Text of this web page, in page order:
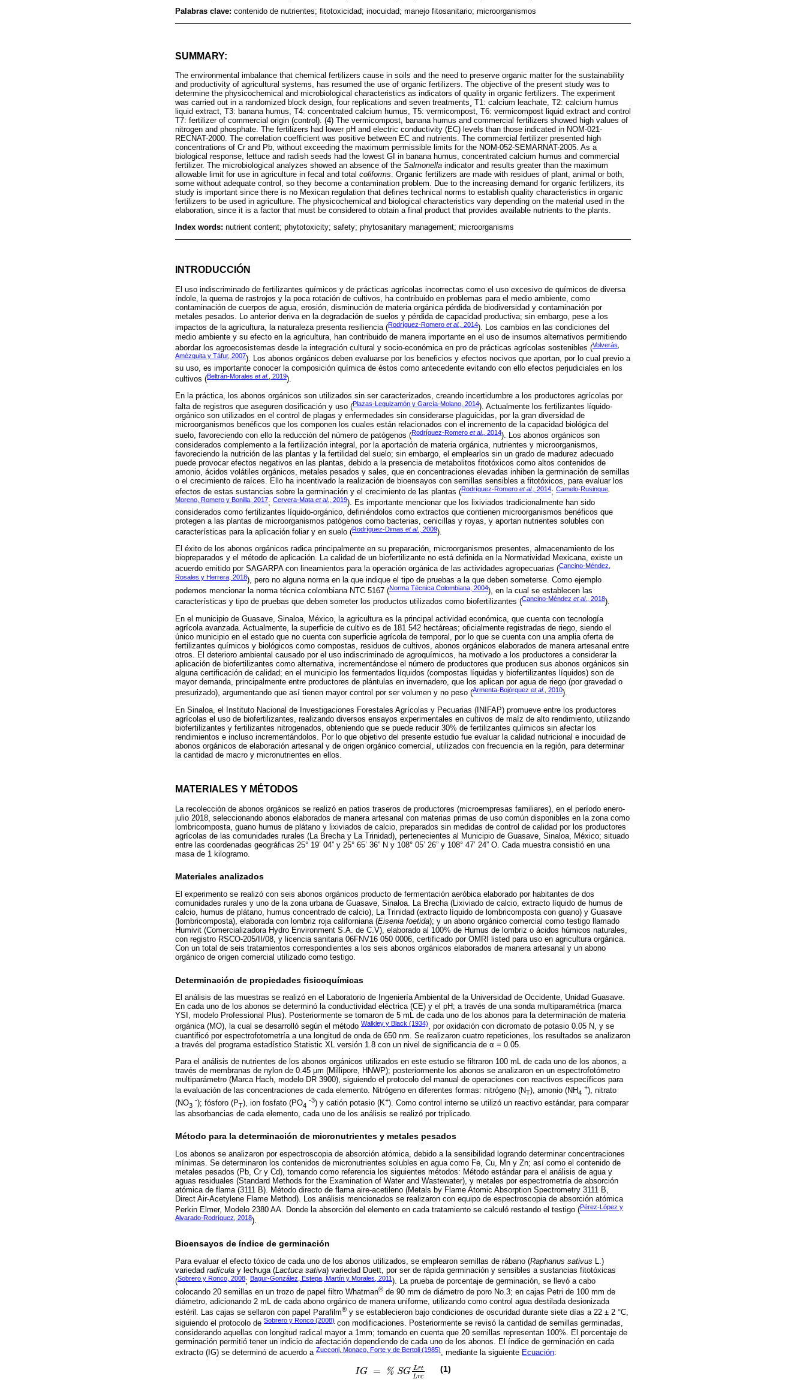
Palabras clave: contenido de nutrientes; fitotoxicidad; inocuidad; manejo fitosanitario; microorganismos
SUMMARY:
The environmental imbalance that chemical fertilizers cause in soils and the need to preserve organic matter for the sustainability
and productivity of agricultural systems, has resumed the use of organic fertilizers. The objective of the present study was to
determine the physicochemical and microbiological characteristics as indicators of quality in organic fertilizers. The experiment
was carried out in a randomized block design, four replications and seven treatments¸ T1: calcium leachate, T2: calcium humus
liquid extract, T3: banana humus, T4: concentrated calcium humus, T5: vermicompost, T6: vermicompost liquid extract and control
T7: fertilizer of commercial origin (control). (4) The vermicompost, banana humus and commercial fertilizers showed high values of
nitrogen and phosphate. The fertilizers had lower pH and electric conductivity (EC) levels than those indicated in NOM-021-
RECNAT-2000. The correlation coefficient was positive between EC and nutrients. The commercial fertilizer presented high
concentrations of Cr and Pb, without exceeding the maximum permissible limits for the NOM-052-SEMARNAT-2005. As a
biological response, lettuce and radish seeds had the lowest GI in banana humus, concentrated calcium humus and commercial
fertilizer. The microbiological analyzes showed an absence of the Salmonella indicator and results greater than the maximum
allowable limit for use in agriculture in fecal and total coliforms. Organic fertilizers are made with residues of plant, animal or both,
some without adequate control, so they become a contamination problem. Due to the increasing demand for organic fertilizers, its
study is important since there is no Mexican regulation that defines technical norms to establish quality characteristics in organic
fertilizers to be used in agriculture. The physicochemical and biological characteristics vary depending on the material used in the
elaboration, since it is a factor that must be considered to obtain a final product that provides available nutrients to the plants.
Index words: nutrient content; phytotoxicity; safety; phytosanitary management; microorganisms
INTRODUCCIÓN
El uso indiscriminado de fertilizantes químicos y de prácticas agrícolas incorrectas como el uso excesivo de químicos de diversa
índole, la quema de rastrojos y la poca rotación de cultivos, ha contribuido en problemas para el medio ambiente, como
contaminación de cuerpos de agua, erosión, disminución de materia orgánica pérdida de biodiversidad y contaminación por
metales pesados. Lo anterior deriva en la degradación de suelos y pérdida de capacidad productiva; sin embargo, pese a los
impactos de la agricultura, la naturaleza presenta resiliencia (Rodríguez-Romero et al., 2014). Los cambios en las condiciones del
medio ambiente y su efecto en la agricultura, han contribuido de manera importante en el uso de insumos alternativos permitiendo
abordar los agroecosistemas desde la integración cultural y socio-económica en pro de prácticas agrícolas sostenibles (Volverás,
Amézquita y Táfur, 2007). Los abonos orgánicos deben evaluarse por los beneficios y efectos nocivos que aportan, por lo cual previo a
su uso, es importante conocer la composición química de éstos como antecedente evitando con ello efectos perjudiciales en los
cultivos (Beltrán-Morales et al., 2019).
En la práctica, los abonos orgánicos son utilizados sin ser caracterizados, creando incertidumbre a los productores agrícolas por
falta de registros que aseguren dosificación y uso (Plazas-Leguizamón y García-Molano, 2014). Actualmente los fertilizantes líquido-
orgánico son utilizados en el control de plagas y enfermedades sin considerarse plaguicidas, por la gran diversidad de
microorganismos benéficos que los componen los cuales están relacionados con el incremento de la capacidad biológica del
suelo, favoreciendo con ello la reducción del número de patógenos (Rodríguez-Romero et al., 2014). Los abonos orgánicos son
considerados complemento a la fertilización integral, por la aportación de materia orgánica, nutrientes y microorganismos,
favoreciendo la nutrición de las plantas y la fertilidad del suelo; sin embargo, el emplearlos sin un grado de madurez adecuado
puede provocar efectos negativos en las plantas, debido a la presencia de metabolitos fitotóxicos como altos contenidos de
amonio, ácidos volátiles orgánicos, metales pesados y sales, que en concentraciones elevadas inhiben la germinación de semillas
o el crecimiento de raíces. Ello ha incentivado la realización de bioensayos con semillas sensibles a fitotóxicos, para evaluar los
efectos de estas sustancias sobre la germinación y el crecimiento de las plantas (Rodríguez-Romero et al., 2014; Camelo-Rusinque,
Moreno, Romero y Bonilla, 2017; Cervera-Mata et al., 2019). Es importante mencionar que los lixiviados tradicionalmente han sido
considerados como fertilizantes líquido-orgánico, definiéndolos como extractos que contienen microorganismos benéficos que
protegen a las plantas de microorganismos patógenos como bacterias, cenicillas y royas, y aportan nutrientes solubles con
características para la aplicación foliar y en suelo (Rodríguez-Dimas et al., 2009).
El éxito de los abonos orgánicos radica principalmente en su preparación, microorganismos presentes, almacenamiento de los
biopreparados y el método de aplicación. La calidad de un biofertilizante no está definida en la Normatividad Mexicana, existe un
acuerdo emitido por SAGARPA con lineamientos para la operación orgánica de las actividades agropecuarias (Cancino-Méndez,
Rosales y Herrera, 2018), pero no alguna norma en la que indique el tipo de pruebas a la que deben someterse. Como ejemplo
podemos mencionar la norma técnica colombiana NTC 5167 (Norma Técnica Colombiana, 2004), en la cual se establecen las
características y tipo de pruebas que deben someter los productos utilizados como biofertilizantes (Cancino-Méndez et al., 2018).
En el municipio de Guasave, Sinaloa, México, la agricultura es la principal actividad económica, que cuenta con tecnología
agrícola avanzada. Actualmente, la superficie de cultivo es de 181 542 hectáreas; oficialmente registradas de riego, siendo el
único municipio en el estado que no cuenta con superficie agrícola de temporal, por lo que se cuenta con una amplia oferta de
fertilizantes químicos y biológicos como compostas, residuos de cultivos, abonos orgánicos elaborados de manera artesanal entre
otros. El deterioro ambiental causado por el uso indiscriminado de agroquímicos, ha motivado a los productores a considerar la
aplicación de biofertilizantes como alternativa, incrementándose el número de productores que producen sus abonos orgánicos sin
alguna certificación de calidad; en el municipio los fermentados líquidos (compostas líquidas y biofertilizantes líquidos) son de
mayor demanda, principalmente entre productores de plántulas en invernadero, que los aplican por agua de riego (por gravedad o
presurizado), argumentando que así tienen mayor control por ser volumen y no peso (Armenta-Bojórquez et al., 2010).
En Sinaloa, el Instituto Nacional de Investigaciones Forestales Agrícolas y Pecuarias (INIFAP) promueve entre los productores
agrícolas el uso de biofertilizantes, realizando diversos ensayos experimentales en cultivos de maíz de alto rendimiento, utilizando
biofertilizantes y fertilizantes nitrogenados, obteniendo que se puede reducir 30% de fertilizantes químicos sin afectar los
rendimientos e incluso incrementándolos. Por lo que objetivo del presente estudio fue evaluar la calidad nutricional e inocuidad de
abonos orgánicos de elaboración artesanal y de origen orgánico comercial, utilizados con frecuencia en la región, para determinar
la cantidad de macro y micronutrientes en ellos.
MATERIALES Y MÉTODOS
La recolección de abonos orgánicos se realizó en patios traseros de productores (microempresas familiares), en el período enero-
julio 2018, seleccionando abonos elaborados de manera artesanal con materias primas de uso común disponibles en la zona como
lombricomposta, guano humus de plátano y lixiviados de calcio, preparados sin medidas de control de calidad por los productores
agrícolas de las comunidades rurales (La Brecha y La Trinidad), pertenecientes al Municipio de Guasave, Sinaloa, México; situado
entre las coordenadas geográficas 25° 19’ 04” y 25° 65’ 36” N y 108° 05’ 26” y 108° 47’ 24” O. Cada muestra consistió en una
masa de 1 kilogramo.
Materiales analizados
El experimento se realizó con seis abonos orgánicos producto de fermentación aeróbica elaborado por habitantes de dos
comunidades rurales y uno de la zona urbana de Guasave, Sinaloa. La Brecha (Lixiviado de calcio, extracto líquido de humus de
calcio, humus de plátano, humus concentrado de calcio), La Trinidad (extracto líquido de lombricomposta con guano) y Guasave
(lombricomposta), elaborada con lombriz roja californiana (Eisenia foetida); y un abono orgánico comercial como testigo llamado
Humivit (Comercializadora Hydro Environment S.A. de C.V), elaborado al 100% de Humus de lombriz o ácidos húmicos naturales,
con registro RSCO-205/II/08, y licencia sanitaria 06FNV16 050 0006, certificado por OMRI listed para uso en agricultura orgánica.
Con un total de seis tratamientos correspondientes a los seis abonos orgánicos elaborados de manera artesanal y un abono
orgánico de origen comercial utilizado como testigo.
Determinación de propiedades fisicoquímicas
El análisis de las muestras se realizó en el Laboratorio de Ingeniería Ambiental de la Universidad de Occidente, Unidad Guasave.
En cada uno de los abonos se determinó la conductividad eléctrica (CE) y el pH; a través de una sonda multiparamétrica (marca
YSI, modelo Professional Plus). Posteriormente se tomaron de 5 mL de cada uno de los abonos para la determinación de materia
orgánica (MO), la cual se desarrolló según el método Walkley y Black (1934), por oxidación con dicromato de potasio 0.05 N, y se
cuantificó por espectrofotometría a una longitud de onda de 650 nm. Se realizaron cuatro repeticiones, los resultados se analizaron
a través del programa estadístico Statistic XL versión 1.8 con un nivel de significancia de α = 0.05.
Para el análisis de nutrientes de los abonos orgánicos utilizados en este estudio se filtraron 100 mL de cada uno de los abonos, a
través de membranas de nylon de 0.45 µm (Millipore, HNWP); posteriormente los abonos se analizaron en un espectrofotómetro
multiparámetro (Marca Hach, modelo DR 3900), siguiendo el protocolo del manual de operaciones con reactivos específicos para
la evaluación de las concentraciones de cada elemento. Nitrógeno en diferentes formas: nitrógeno (NT), amonio (NH4
+), nitrato
(NO3
-); fósforo (PT), ion fosfato (PO4
-3) y catión potasio (K+). Como control interno se utilizó un reactivo estándar, para comparar
las absorbancias de cada elemento, cada uno de los análisis se realizó por triplicado.
Método para la determinación de micronutrientes y metales pesados
Los abonos se analizaron por espectroscopia de absorción atómica, debido a la sensibilidad logrando determinar concentraciones
mínimas. Se determinaron los contenidos de micronutrientes solubles en agua como Fe, Cu, Mn y Zn; así como el contenido de
metales pesados (Pb, Cr y Cd), tomando como referencia los siguientes métodos: Método estándar para el análisis de agua y
aguas residuales (Standard Methods for the Examination of Water and Wastewater), y metales por espectrometría de absorción
atómica de flama (3111 B). Método directo de flama aire-acetileno (Metals by Flame Atomic Absorption Spectrometry 3111 B,
Direct Air-Acetylene Flame Method). Los análisis mencionados se realizaron con equipo de espectroscopia de absorción atómica
Perkin Elmer, Modelo 2380 AA. Donde la absorción del elemento en cada tratamiento se calculó restando el testigo (Pérez-López y
Alvarado-Rodríguez, 2018).
Bioensayos de índice de germinación
Para evaluar el efecto tóxico de cada uno de los abonos utilizados, se emplearon semillas de rábano (Raphanus sativus L.)
variedad radícula y lechuga (Lactuca sativa) variedad Duett, por ser de rápida germinación y sensibles a sustancias fitotóxicas
(Sobrero y Ronco, 2008; Bagur-González, Estepa, Martín y Morales, 2011). La prueba de porcentaje de germinación, se llevó a cabo
colocando 20 semillas en un trozo de papel filtro Whatman® de 90 mm de diámetro de poro No.3; en cajas Petri de 100 mm de
diámetro, adicionando 2 mL de cada abono orgánico de manera uniforme, utilizando como control agua destilada desionizada
estéril. Las cajas se sellaron con papel Parafilm® y se establecieron bajo condiciones de oscuridad durante siete días a 22 ± 2 °C,
siguiendo el protocolo de Sobrero y Ronco (2008) con modificaciones. Posteriormente se revisó la cantidad de semillas germinadas,
considerando aquellas con longitud radical mayor a 1mm; tomando en cuenta que 20 semillas representan 100%. El porcentaje de
germinación permitió tener un indicio de afectación dependiendo de cada uno de los abonos. El índice de germinación en cada
extracto (IG) se determinó de acuerdo a Zucconi, Monaco, Forte y de Bertoli (1985) , mediante la siguiente Ecuación:
IG = % SG Lrt
Lrc
IG = % SG LrtLrc (1)